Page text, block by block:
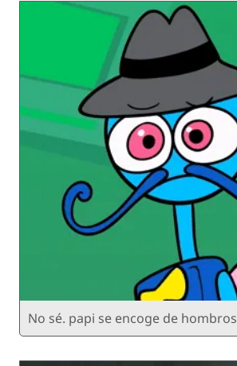
No sé. papi se encoge de hombros